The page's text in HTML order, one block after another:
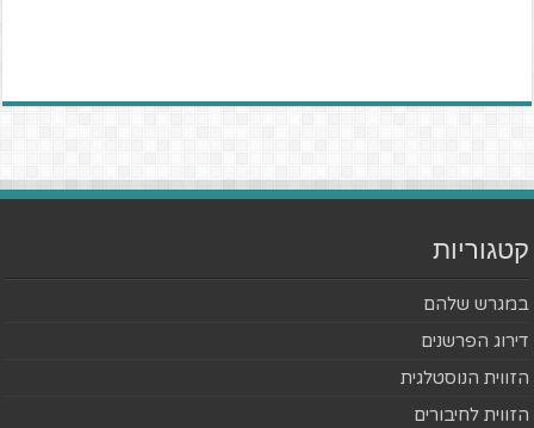
קטגוריות
במגרש שלהם
דירוג הפרשנים
הזווית הנוסטלגית
הזווית לחיבורים